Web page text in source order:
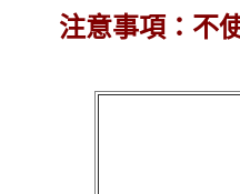
注意事項：不